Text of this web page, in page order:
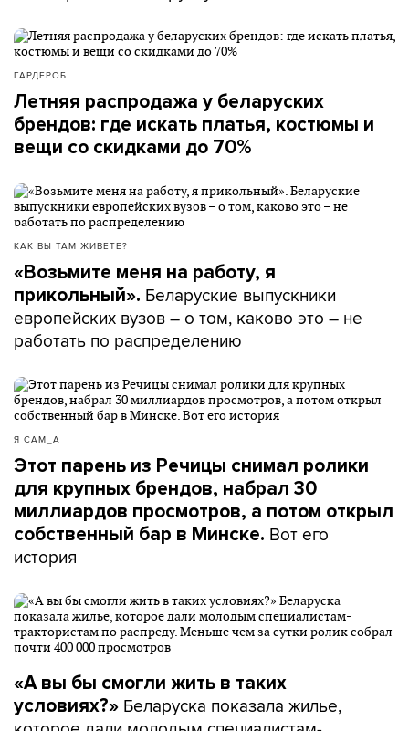
ГАРДЕРОБ
Летняя распродажа у беларуских
брендов: где искать платья, костюмы и
вещи со скидками до 70%
КАК ВЫ ТАМ ЖИВЕТЕ?
«Возьмите меня на работу, я
прикольный». Беларуские выпускники
европейских вузов – о том, каково это – не
работать по распределению
Я САМ_А
Этот парень из Речицы снимал ролики
для крупных брендов, набрал 30
миллиардов просмотров, а потом открыл
собственный бар в Минске. Вот его
история
«А вы бы смогли жить в таких
условиях?» Беларуска показала жилье,